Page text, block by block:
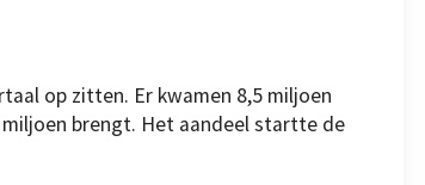
op zitten. Er kwamen 8,5 miljoen
brengt. Het aandeel startte de